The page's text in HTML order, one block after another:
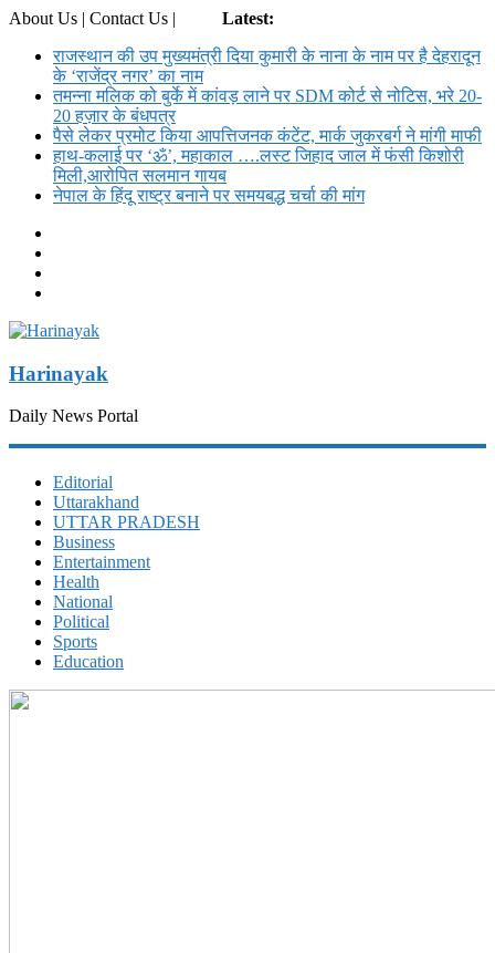
About Us | Contact Us |
Latest:
राजस्थान की उप मुख्यमंत्री दिया कुमारी के नाना के नाम पर है देहरादून
के ‘राजेंद्र नगर’ का नाम
तमन्ना मलिक को बुर्के में कांवड़ लाने पर SDM कोर्ट से नोट‍िस, भरे 20-
20 हज़ार के बंधपत्र
पैसे लेकर प्रमोट क‍िया आपत्तिजनक कंटेंट, मार्क जुकरबर्ग ने मांगी माफी
हाथ-कलाई पर ‘ॐ’, महाकाल ….लस्ट जिहाद जाल में फंसी किशोरी
मिली,आरोपित सलमान गायब
नेपाल के हिंदू राष्ट्र बनाने पर समयबद्ध चर्चा की मांग
Harinayak
Daily News Portal
Editorial
Uttarakhand
UTTAR PRADESH
Business
Entertainment
Health
National
Political
Sports
Education